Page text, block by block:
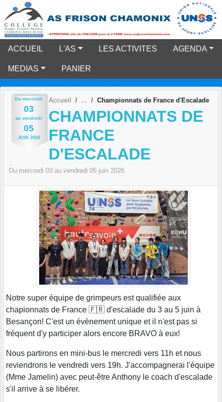
ACCUEIL L'AS LES ACTIVITES AGENDA
MEDIAS PANIER
Du mercredi
03
au vendredi
05
JUIN 2026
Accueil Championnats de France d'Escalade
CHAMPIONNATS DE
FRANCE
D'ESCALADE
Du mercredi 03 au vendredi 05 juin 2026
Notre super équipe de grimpeurs est qualifiée aux
chapionnats de France 🇫🇷 d'escalade du 3 au 5 juin à
Besançon! C'est un évènement unique et il n'est pas si
fréquent d'y participer alors encore BRAVO à eux!
Nous partirons en mini-bus le mercredi vers 11h et nous
reviendrons le vendredi vers 19h. J'accompagnerai l'équipe
(Mme Jamelin) avec peut-être Anthony le coach d'escalade
s'il arrive à se libérer.
Panneau de gestion des cookies